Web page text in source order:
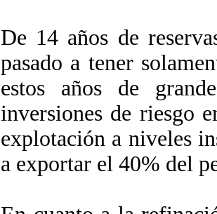
De 14 años de
pasado a tener
estos años de
inversiones de riesgo
explotación a niveles
a exportar el 40% del